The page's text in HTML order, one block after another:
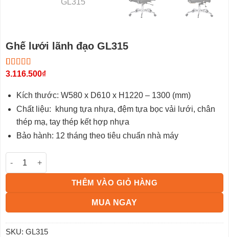
Ghế lưới lãnh đạo GL315
5.00trên 5
4
đánh giá
3.116.500₫
Kích thước: W580 x D610 x H1220 – 1300 (mm)
Chất liệu: khung tựa nhựa, đệm tựa bọc vải lưới, chân
thép mạ, tay thép kết hợp nhựa
Bảo hành: 12 tháng theo tiêu chuẩn nhà máy
Ghế lưới lãnh đạo GL315 số lượng
THÊM VÀO GIỎ HÀNG
MUA NGAY
SKU: GL315